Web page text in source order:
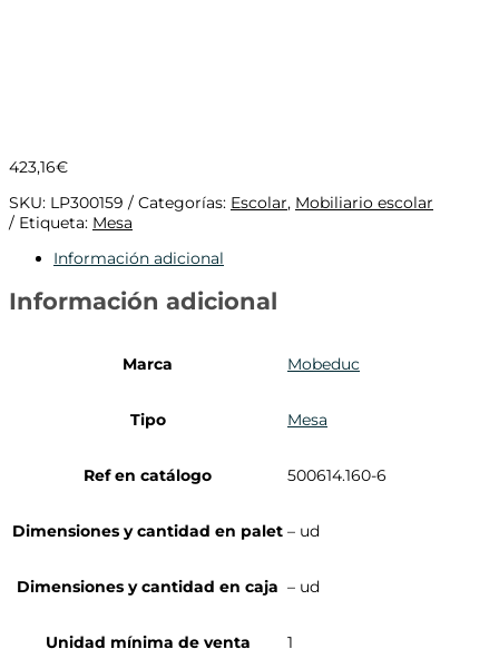
423,16€
SKU: LP300159 Categorías: Escolar, Mobiliario escolar
Etiqueta: Mesa
Información adicional
Información adicional
Marca Mobeduc
Tipo Mesa
Ref en catálogo 500614.160-6
Dimensiones y cantidad en palet – ud
Dimensiones y cantidad en caja – ud
Unidad mínima de venta 1